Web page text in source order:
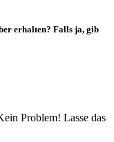
erhalten? Falls ja, gib
Problem! Lasse das